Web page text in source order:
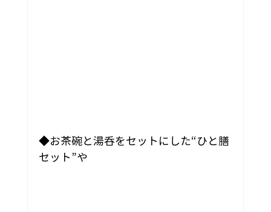
◆お茶碗と湯呑をセットにした“ひと膳
セット”や